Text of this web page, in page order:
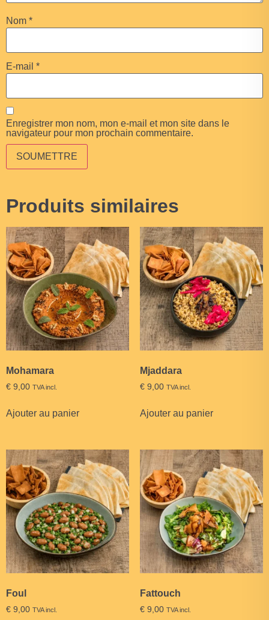
Nom *
E-mail *
Enregistrer mon nom, mon e-mail et mon site dans le
navigateur pour mon prochain commentaire.
Produits similaires
Mohamara
€ 9,00 TVA incl.
Ajouter au panier
Mjaddara
€9,00 TVA incl.
Ajouter au panier
Foul
€ 9,00 TVA incl.
Fattouch
€9,00 TVA incl.